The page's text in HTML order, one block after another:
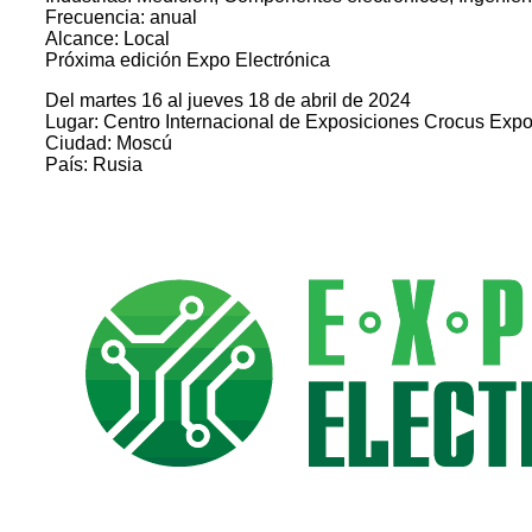
Frecuencia: anual
Alcance: Local
Próxima edición Expo Electrónica
Del martes 16 al jueves 18 de abril de 2024
Lugar: Centro Internacional de Exposiciones Crocus Expo
Ciudad: Moscú
País: Rusia